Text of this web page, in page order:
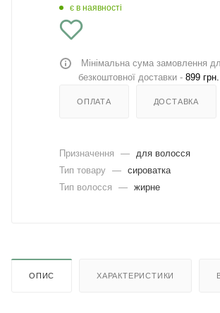
є в наявності
Мінімальна сума замовлення
безкоштовної доставки - 899 грн.
ОПЛАТА ДОСТАВКА
Призначення —
для волосся
Тип товару — сироватка
Тип волосся
— жирне
ОПИС ХАРАКТЕРИСТИКИ